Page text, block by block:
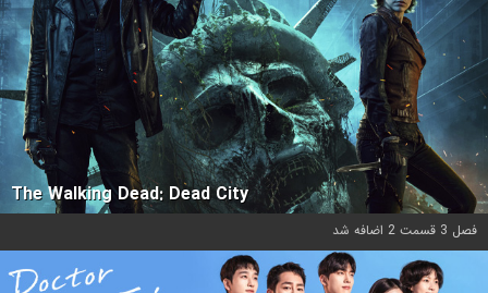
The Walking Dead: Dead City
فصل 3 قسمت 2 اضافه شد